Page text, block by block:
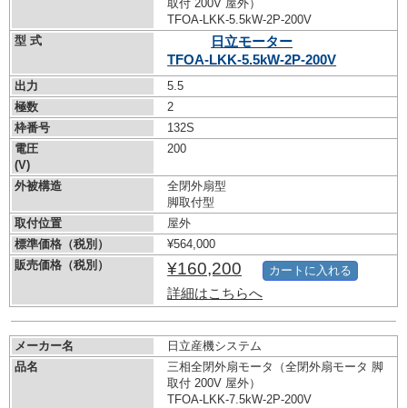
取付 200V 屋外）
TFOA-LKK-5.5kW-2P-200V
型 式
日立モーター
TFOA-LKK-5.5kW-2P-200V
出力
5.5
極数
2
枠番号
132S
電圧
(V)
200
外被構造
全閉外扇型
脚取付型
取付位置
屋外
標準価格（税別）
¥564,000
販売価格（税別）
¥160,200
詳細はこちらへ
カートに入れる
メーカー名
日立産機システム
品名
三相全閉外扇モータ（全閉外扇モータ 脚
取付 200V 屋外）
TFOA-LKK-7.5kW-2P-200V